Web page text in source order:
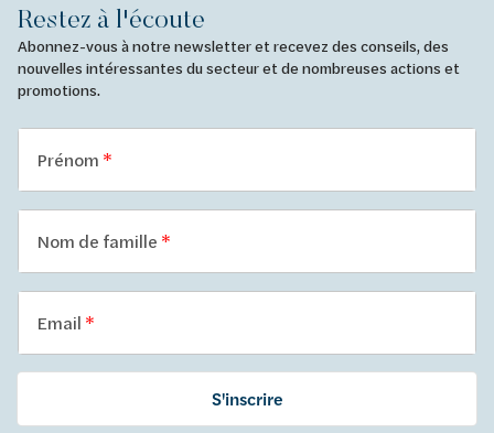
Restez à l'écoute
Abonnez-vous à notre newsletter et recevez des conseils, des
nouvelles intéressantes du secteur et de nombreuses actions et
promotions.
Prénom
Nom de famille
Email
S'inscrire